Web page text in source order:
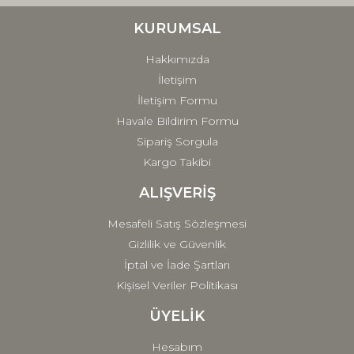
Ürün fiyatı diğer sitelerden daha pahalı.
Gönder
KURUMSAL
Hakkımızda
İletişim
İletişim Formu
Havale Bildirim Formu
Sipariş Sorgula
Kargo Takibi
ALIŞVERİŞ
Mesafeli Satış Sözleşmesi
Gizlilik ve Güvenlik
İptal ve İade Şartları
Kişisel Veriler Politikası
ÜYELİK
Hesabım